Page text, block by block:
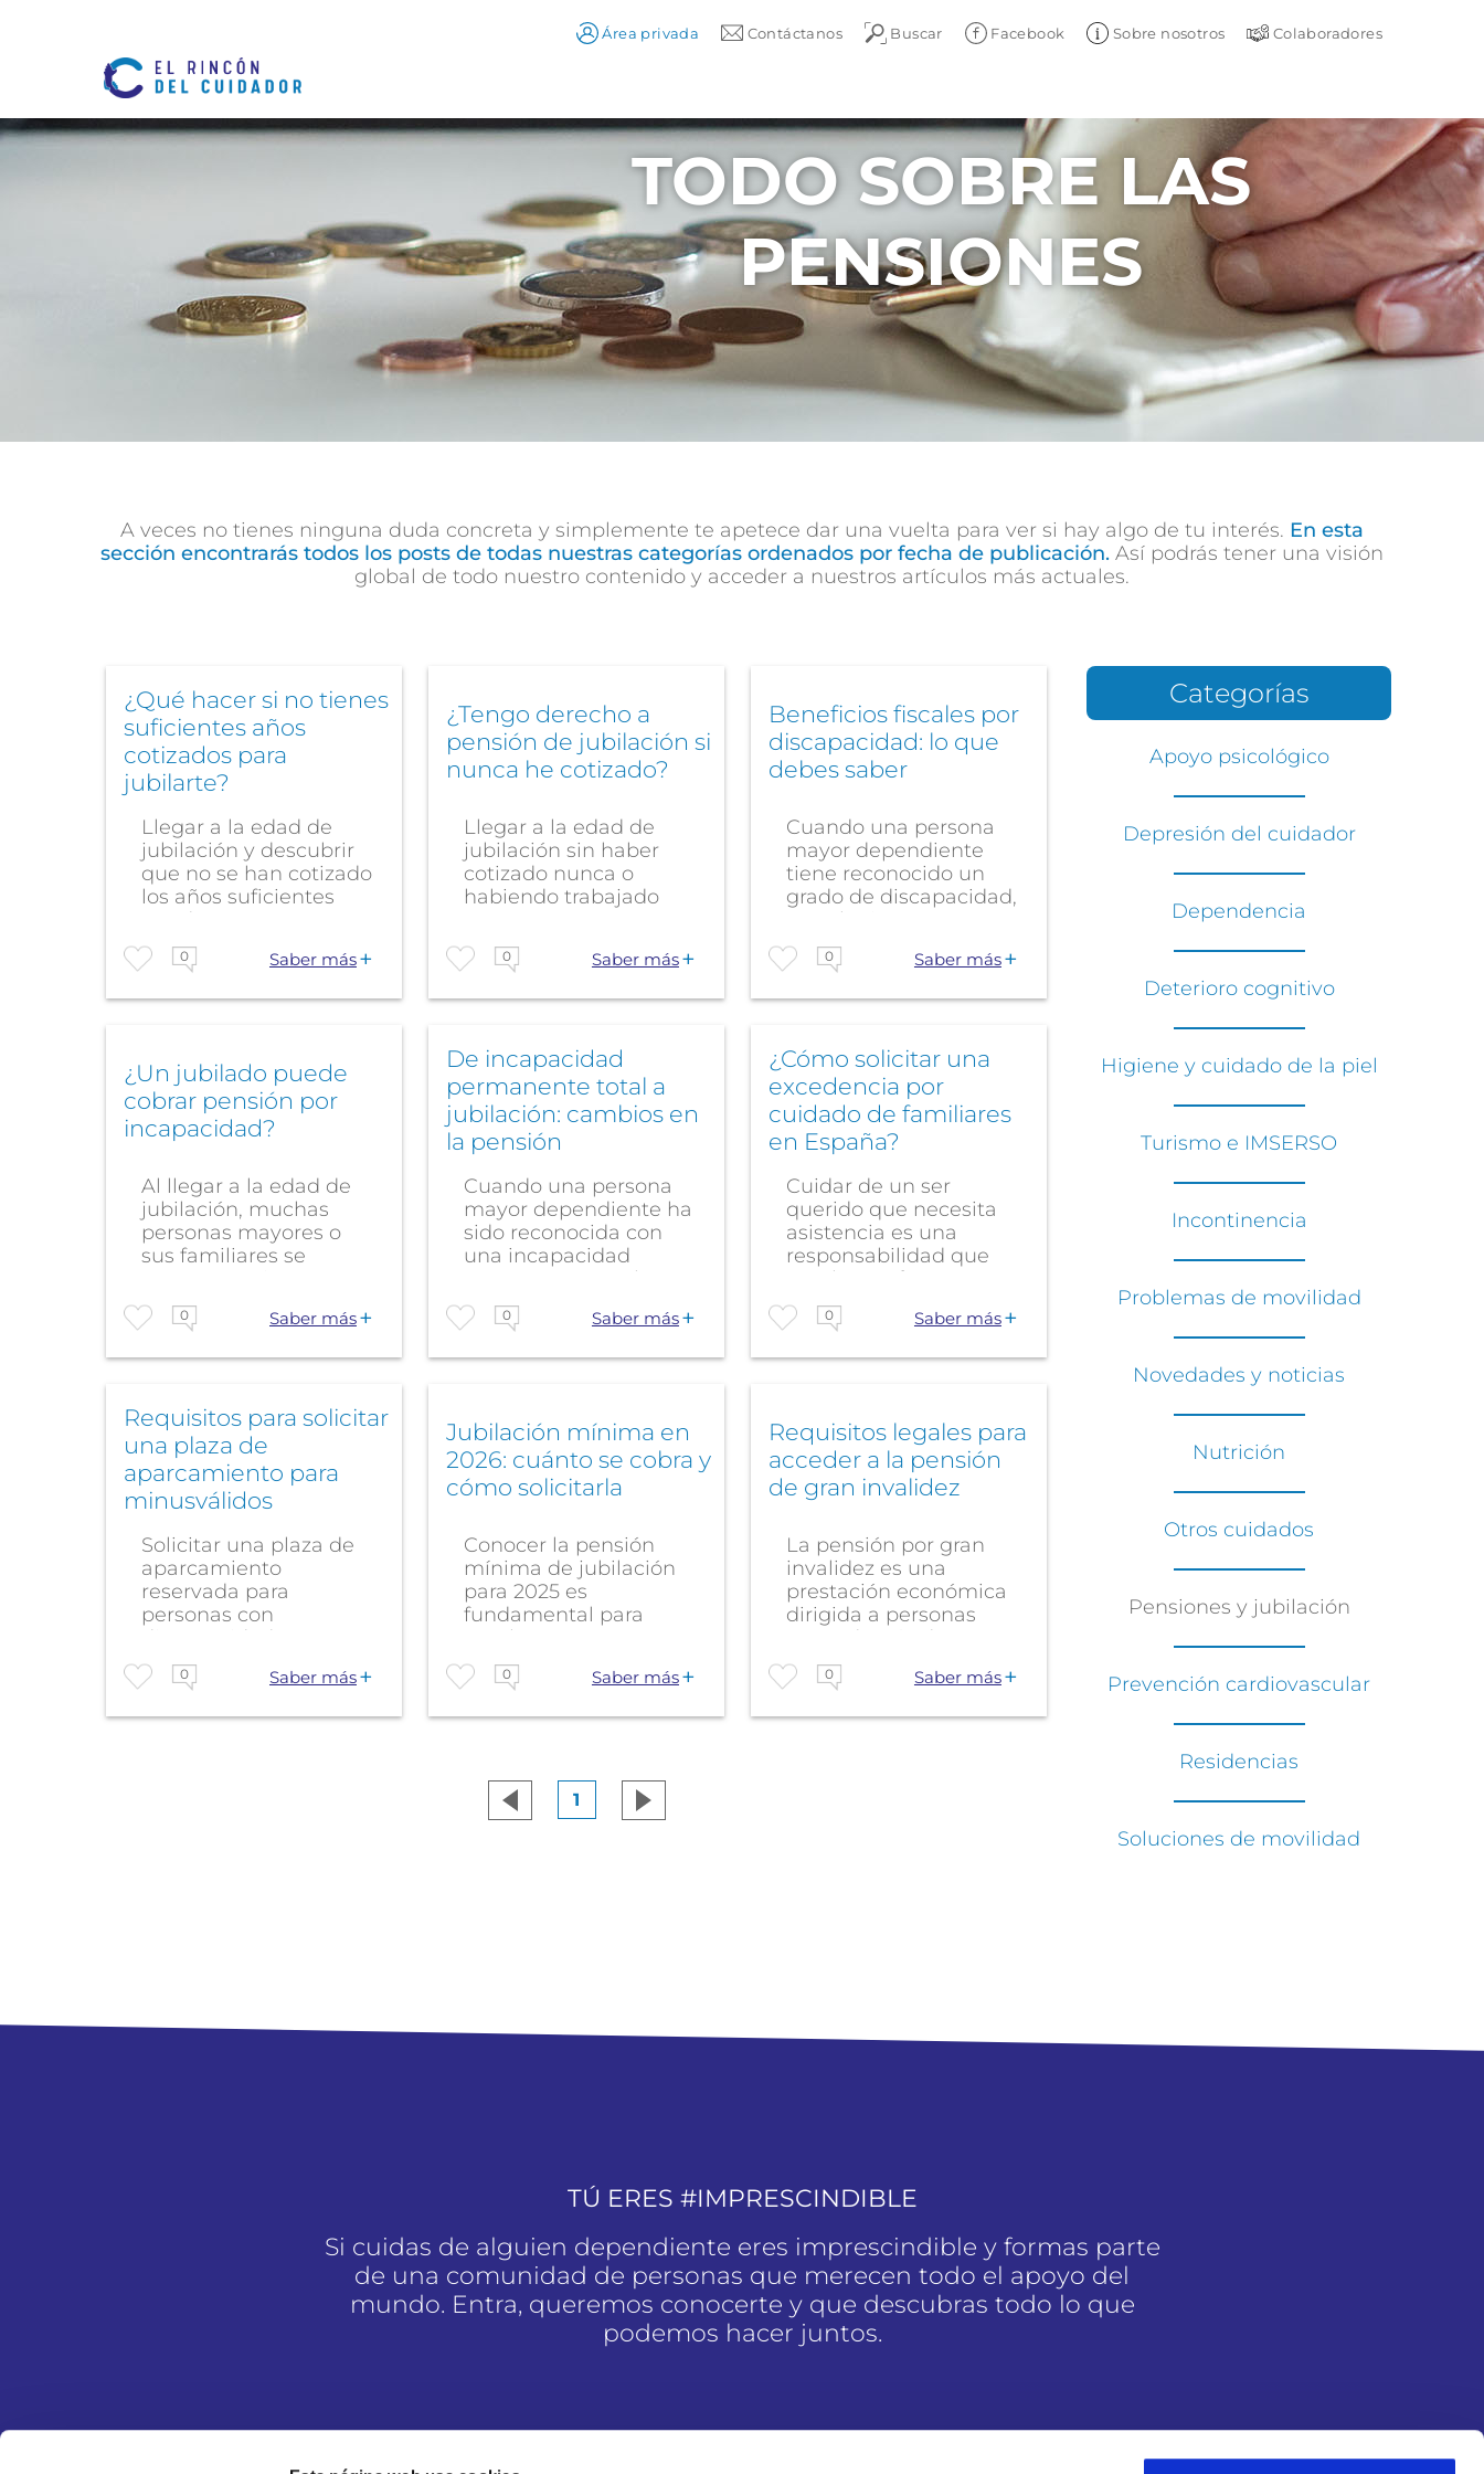
Área privada Contáctanos Buscar Facebook Sobre nosotros Colaboradores
TODO SOBRE LAS
PENSIONES
A veces no tienes ninguna duda concreta y simplemente te apetece dar una vuelta para ver si hay algo de tu interés. En esta
sección encontrarás todos los posts de todas nuestras categorías ordenados por fecha de publicación. Así podrás tener una visión
global de todo nuestro contenido y acceder a nuestros artículos más actuales.
¿Qué hacer si no tienes
suficientes años
cotizados para
jubilarte?
Llegar a la edad de
jubilación y descubrir
que no se han cotizado
los años suficientes
puede...
0 Saber más
¿Tengo derecho a
pensión de jubilación si
nunca he cotizado?
Llegar a la edad de
jubilación sin haber
cotizado nunca o
habiendo trabajado
0 Saber más
Beneficios fiscales por
discapacidad: lo que
debes saber
Cuando una persona
mayor dependiente
tiene reconocido un
grado de discapacidad,
no solo tiene...
0 Saber más
¿Un jubilado puede
cobrar pensión por
incapacidad?
Al llegar a la edad de
jubilación, muchas
personas mayores o
sus familiares se
0 Saber más
De incapacidad
permanente total a
jubilación: cambios en
la pensión
Cuando una persona
mayor dependiente ha
sido reconocida con
una incapacidad
permanente total, es...
0 Saber más
¿Cómo solicitar una
excedencia por
cuidado de familiares
en España?
Cuidar de un ser
querido que necesita
asistencia es una
responsabilidad que
muchos enfrentan en...
0 Saber más
Requisitos para solicitar
una plaza de
aparcamiento para
minusválidos
Solicitar una plaza de
aparcamiento
reservada para
personas con
discapacidad es un
derecho...
0 Saber más
Jubilación mínima en
2026: cuánto se cobra y
cómo solicitarla
Conocer la pensión
mínima de jubilación
para 2025 es
fundamental para
muchas personas
mayores y...
0 Saber más
Requisitos legales para
acceder a la pensión
de gran invalidez
La pensión por gran
invalidez es una
prestación económica
dirigida a personas
que, además de no...
0 Saber más
1
Categorías
Apoyo psicológico
Depresión del cuidador
Dependencia
Deterioro cognitivo
Higiene y cuidado de la piel
Turismo e IMSERSO
Incontinencia
Problemas de movilidad
Novedades y noticias
Nutrición
Otros cuidados
Pensiones y jubilación
Prevención cardiovascular
Residencias
Soluciones de movilidad
TÚ ERES #IMPRESCINDIBLE
Si cuidas de alguien dependiente eres imprescindible y formas parte
de una comunidad de personas que merecen todo el apoyo del
mundo. Entra, queremos conocerte y que descubras todo lo que
podemos hacer juntos.